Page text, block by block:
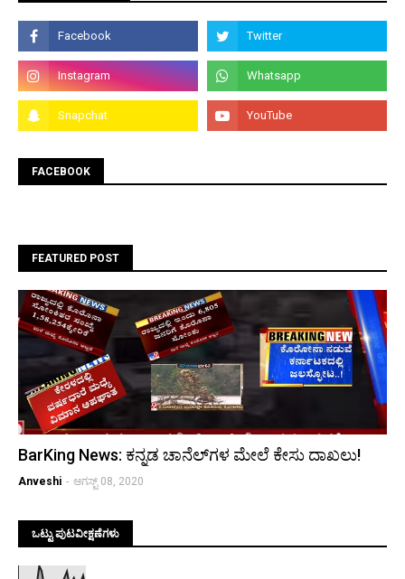
FACEBOOK
FEATURED POST
BarKing News: ಕನ್ನಡ ಚಾನೆಲ್‌ಗಳ ಮೇಲೆ ಕೇಸು ದಾಖಲು!
Anveshi - ಆಗಸ್ಟ್ 08, 2020
ಒಟ್ಟು ಪುಟವೀಕ್ಷಣೆಗಳು